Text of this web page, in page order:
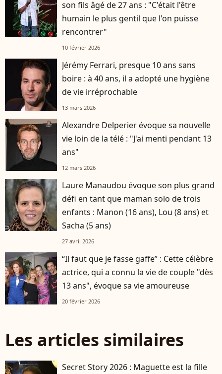
son fils âgé de 27 ans : "C'était l'être
humain le plus gentil que l'on puisse
rencontrer"
10 février 2026
Jérémy Ferrari, presque 10 ans sans
boire : à 40 ans, il a adopté une hygiène
de vie irréprochable
13 mars 2026
Alexandre Delperier évoque sa nouvelle
vie loin de la télé : "J'ai menti pendant 13
ans"
12 mars 2026
Laure Manaudou évoque son plus grand
défi en tant que maman solo de trois
enfants : Manon (16 ans), Lou (8 ans) et
Sacha (5 ans)
27 avril 2026
“Il faut que je fasse gaffe” : Cette célèbre
actrice, qui a connu la vie de couple "dès
13 ans", évoque sa vie amoureuse
20 février 2026
Les articles similaires
Secret Story 2026 : Maguette est la fille